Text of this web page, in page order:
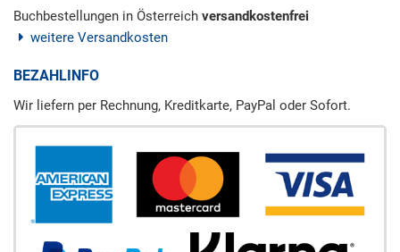
Buchbestellungen in Österreich versandkostenfrei
weitere Versandkosten
BEZAHLINFO
Wir liefern per Rechnung, Kreditkarte, PayPal oder Sofort.